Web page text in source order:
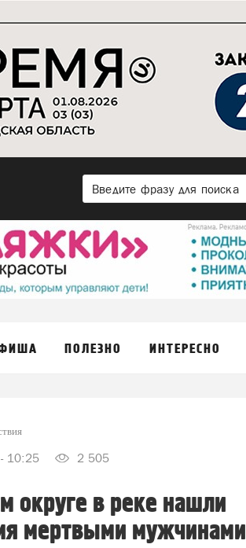
ПОЛЕЗНО ИНТЕРЕСНО
10:25 2 505
округе в реке нашли
мертвыми мужчинами